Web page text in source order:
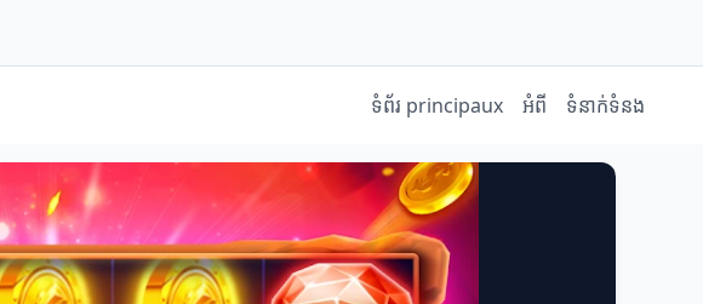
ទំព័រ principaux អំពី ទំនាក់ទំនង